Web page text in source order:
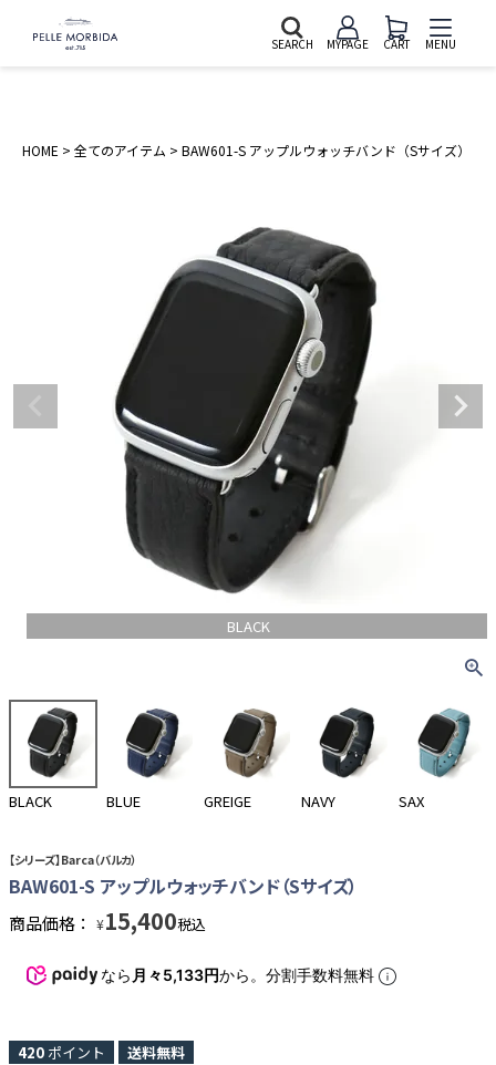
SEARCH MYPAGE CART MENU
HOME 全てのアイテム BAW601-S アップルウォッチバンド（Sサイズ）
BLACK
BLACK BLUE GREIGE NAVY SAX
【シリーズ】Barca（バルカ）
BAW601-S アップルウォッチバンド（Sサイズ）
商品価格： ¥15,400税込
なら 月々5,133円から。分割手数料無料
420 ポイント 送料無料